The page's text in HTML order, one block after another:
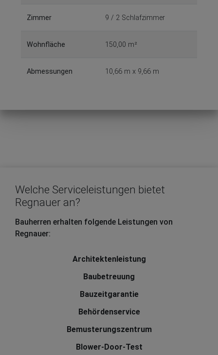
Zimmer 9 / 2 Schlafzimmer
Wohnfläche 150,00 m²
Abmessungen 10,66 m x 9,66 m
Welche Serviceleistungen bietet
Regnauer an?
Bauherren erhalten folgende Leistungen von
Regnauer:
Architektenleistung
Baubetreuung
Bauzeitgarantie
Behördenservice
Bemusterungszentrum
Blower-Door-Test